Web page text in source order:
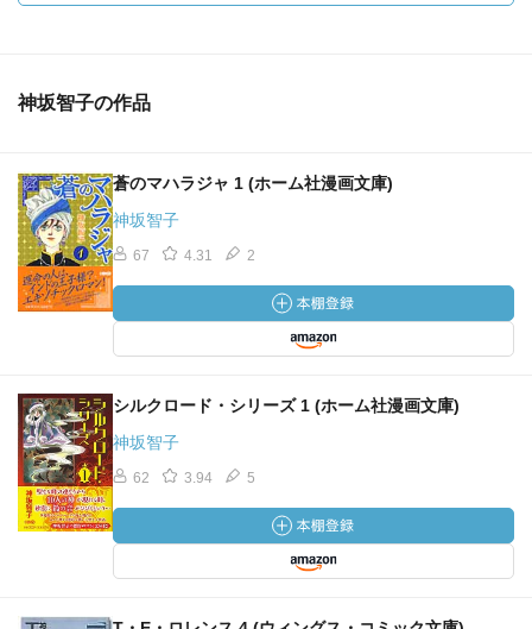
神坂智子の作品
蒼のマハラジャ 1 (ホーム社漫画文庫)
神坂智子
67 4.31 2
シルクロード・シリーズ 1 (ホーム社漫画文庫)
神坂智子
62 3.94 5